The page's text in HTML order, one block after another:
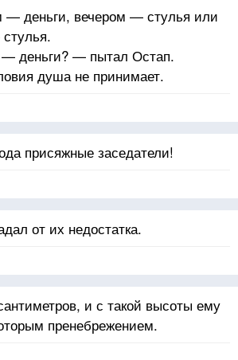
деньги, вечером — стулья или
деньги? — пытал Остап.
душа не принимает.
присяжные заседатели!
от их недостатка.
и с такой высоты ему
пренебрежением.